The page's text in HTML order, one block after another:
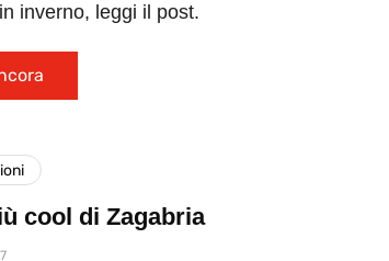
inverno, leggi il post.
cool di Zagabria